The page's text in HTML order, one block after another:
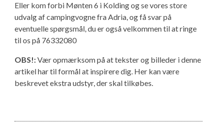
Eller kom forbi Mønten 6 i Kolding og se vores store
udvalg af campingvogne fra Adria, og få svar på
eventuelle spørgsmål, du er også velkommen til at ringe
til os på 76332080
OBS!:Vær opmærksom på at tekster og billeder i denne
artikel har til formål at inspirere dig. Her kan være
beskrevet ekstra udstyr, der skal tilkøbes.